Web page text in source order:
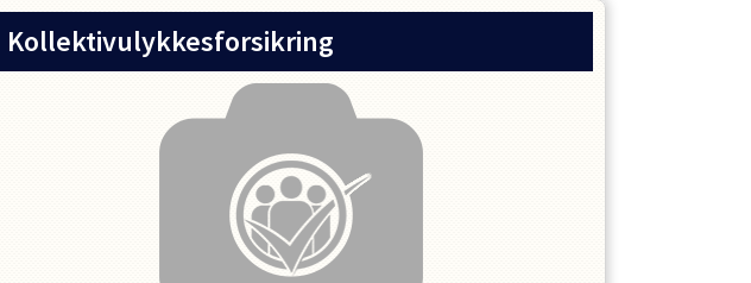
Kollektivulykkesforsikring